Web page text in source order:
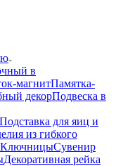
в
магнитПамятка-
декорПодвеска в
Подставка для яиц и
из гибкого
КлючницыСувенир
Декоративная рейка